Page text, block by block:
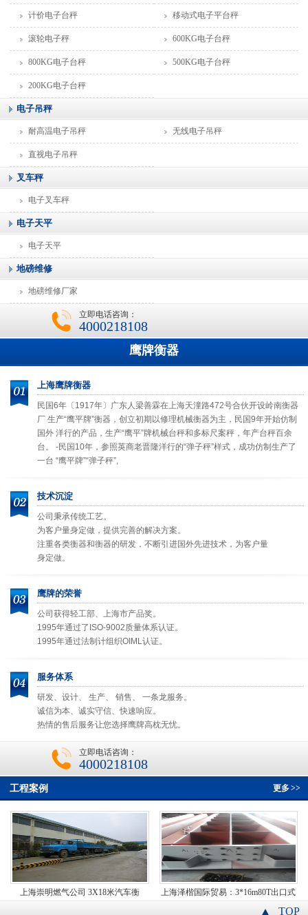
计价电子台秤 移动式电子平台秤
滚轮电子秤 600KG电子台秤
800KG电子台秤 500KG电子台秤
200KG电子台秤
电子吊秤
耐高温电子吊秤 无线电子吊秤
直视电子吊秤
叉车秤
电子叉车秤
电子天平
电子天平
地磅维修
地磅维修厂家
立即电话咨询：
4000218108
鹰牌衡器
上海鹰牌衡器
民国6年〔1917年〕广东人梁善霖在上海天潼路472号合伙开设岭南衡器
厂 生产“鹰平牌”衡器，创立初期以修理机械衡器为主，民国9年开始仿制
国外 洋行的产品，生产“鹰平”牌机械台秤和多标尺案秤，年产台秤百余
台。 -民国10年，参照英商老晋隆洋行的“弹子秤”样式，成功仿制生产了
一台 “鹰平牌”“弹子秤”,
技术沉淀
公司秉承传统工艺。
为客户量身定做，提供完善的解决方案。
注重各类衡器和衡器的研发，不断引进国外先进技术，为客户量
身定做。
鹰牌的荣誉
公司获得轻工部、上海市产品奖。
1995年通过了ISO-9002质量体系认证。
1995年通过法制计组织OIML认证。
服务体系
研发、设计、 生产、 销售、 一条龙服务。
诚信为本、诚实守信、快速响应。
热情的售后服务让您选择鹰牌高枕无忧。
立即电话咨询：
4000218108
更多>>
工程案例
上海崇明燃气公司 3X18米汽车衡
上海泽楷国际贸易：3*16m80T出口式
TOP